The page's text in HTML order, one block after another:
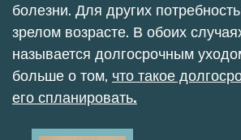
болезни. Для других
зрелом возрасте. В обоих
называется долгосрочным
больше о том, что такое
его спланировать.